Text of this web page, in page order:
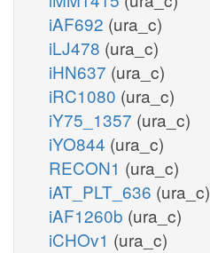
iAF692 (ura_c)
iLJ478 (ura_c)
iHN637 (ura_c)
iRC1080 (ura_c)
iY75_1357 (ura_c)
iYO844 (ura_c)
RECON1 (ura_c)
iAT_PLT_636 (ura_c)
iAF1260b (ura_c)
iCHOv1 (ura_c)